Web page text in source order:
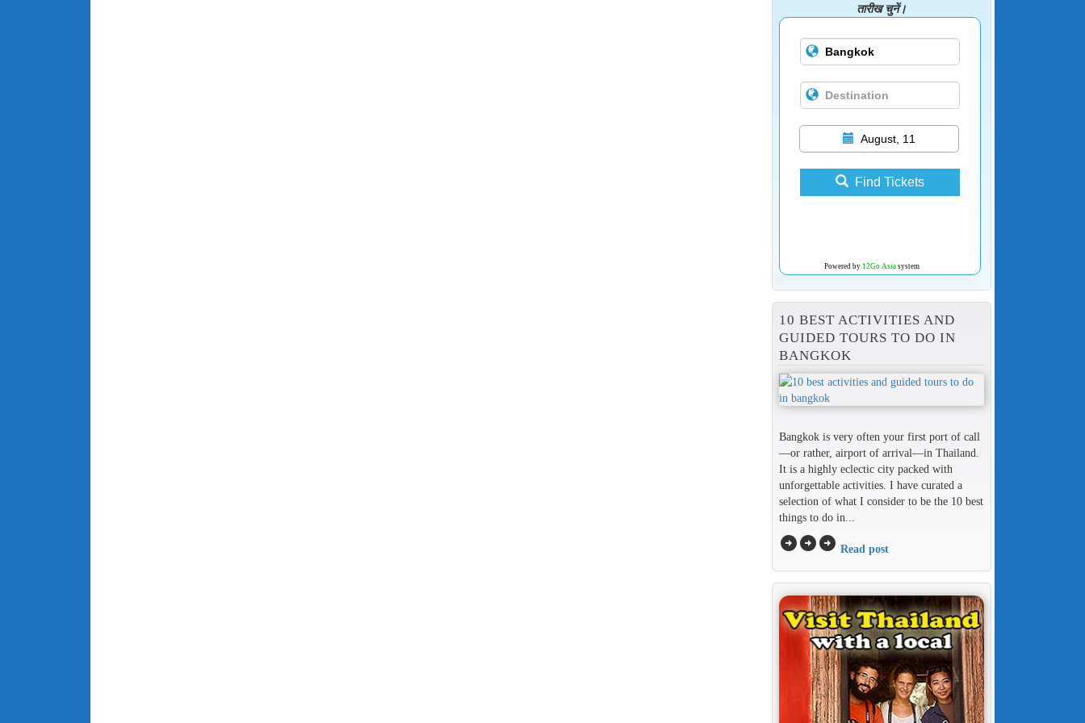
तारीख चुनें।
August, 11
Find Tickets
Powered by 12Go Asiasystem
10 BEST ACTIVITIES AND
GUIDED TOURS TO DO IN
BANGKOK
Bangkok is very often your first port of call
—or rather, airport of arrival—in Thailand.
It is a highly eclectic city packed with
unforgettable activities. I have curated a
selection of what I consider to be the 10 best
things to do in...
arrow_circle_rightarrow_circle_rightarrow_circle_right Read post